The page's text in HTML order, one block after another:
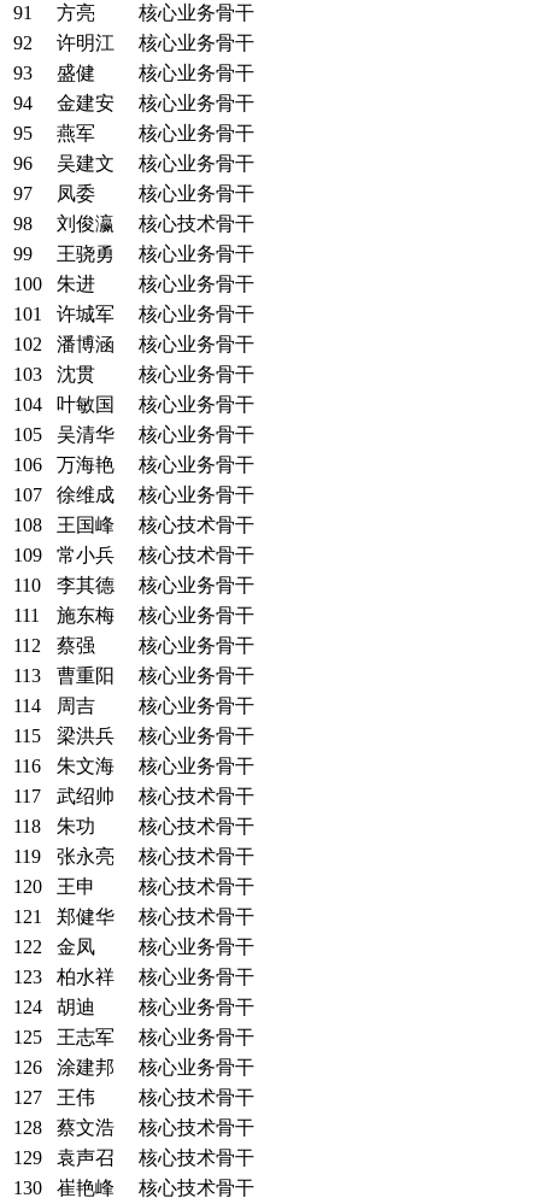
91
方亮
核心业务骨干
92
许明江
核心业务骨干
93
盛健
核心业务骨干
94
金建安
核心业务骨干
95
燕军
核心业务骨干
96
吴建文
核心业务骨干
97
凤委
核心业务骨干
98
刘俊瀛
核心技术骨干
99
王骁勇
核心业务骨干
100
朱进
核心业务骨干
101
许城军
核心业务骨干
102
潘博涵
核心业务骨干
103
沈贯
核心业务骨干
104
叶敏国
核心业务骨干
105
吴清华
核心业务骨干
106
万海艳
核心业务骨干
107
徐维成
核心业务骨干
108
王国峰
核心技术骨干
109
常小兵
核心技术骨干
110
李其德
核心业务骨干
111
施东梅
核心业务骨干
112
蔡强
核心业务骨干
113
曹重阳
核心业务骨干
114
周吉
核心业务骨干
115
梁洪兵
核心业务骨干
116
朱文海
核心业务骨干
117
武绍帅
核心技术骨干
118
朱功
核心技术骨干
119
张永亮
核心技术骨干
120
王申
核心技术骨干
121
郑健华
核心技术骨干
122
金凤
核心业务骨干
123
柏水祥
核心业务骨干
124
胡迪
核心业务骨干
125
王志军
核心业务骨干
126
涂建邦
核心业务骨干
127
王伟
核心技术骨干
128
蔡文浩
核心技术骨干
129
袁声召
核心技术骨干
130
崔艳峰 核心技术骨干